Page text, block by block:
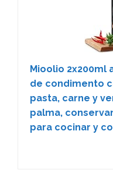
Mioolio 2x200ml
de condimento
pasta, carne y
palma,
para cocinar y